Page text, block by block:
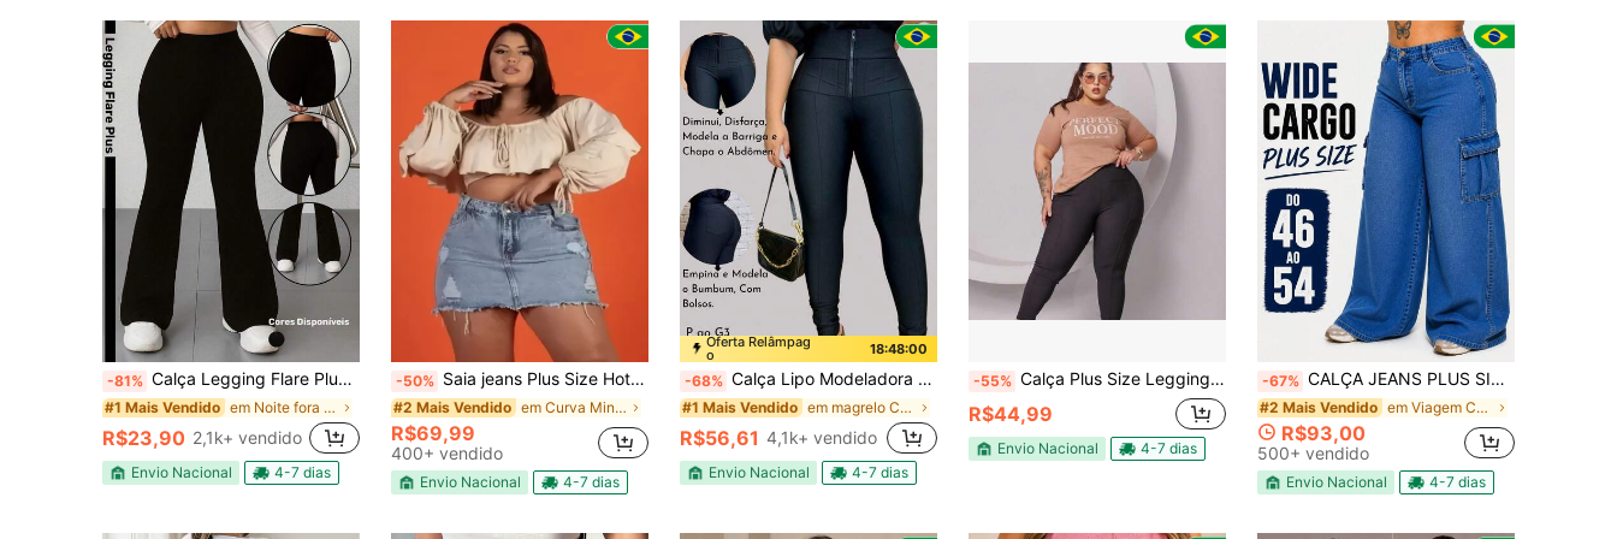
-81% Calça Legging Flare Plus Size Feminina Barra Larga Caimento Perfeito Cintura Alta Preta
#1 Mais Vendido em Noite fora Leggings Tamanhos Grandes
R$23,90 2,1k+ vendido
Envio Nacional 4-7 dias
-50% Saia jeans Plus Size Hot-Paint Barra Desfiada
#2 Mais Vendido em Curva Minissaias Plus Size
R$69,99
400+ vendido
Envio Nacional 4-7 dias
Oferta Relâmpag
o 18:47:59
-68% Calça Lipo Modeladora Plus Size E Normal Feminina Suplex Power Alta Compressão Com Cinta Disfarça Barriga E Zíper
#1 Mais Vendido em magrelo Calças Tamanhos Grandes
R$56,61 4,1k+ vendido
Envio Nacional 4-7 dias
-55% Calça Plus Size Legging Montaria Gorgurão com Bolsos Tecido Grosso do G1 ao G3- Inverno
R$44,99
Envio Nacional 4-7 dias
-67% CALÇA JEANS PLUS SIZE WIDE LEG CARGO CINTURA ALTA
#2 Mais Vendido em Viagem Calças Tamanhos Grandes
R$93,00
500+ vendido
Envio Nacional 4-7 dias